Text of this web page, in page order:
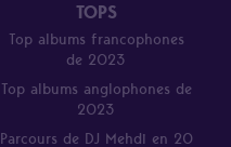
TOPS
Top albums francophones
de 2023
Top albums anglophones de
2023
Parcours de DJ Mehdi en 20